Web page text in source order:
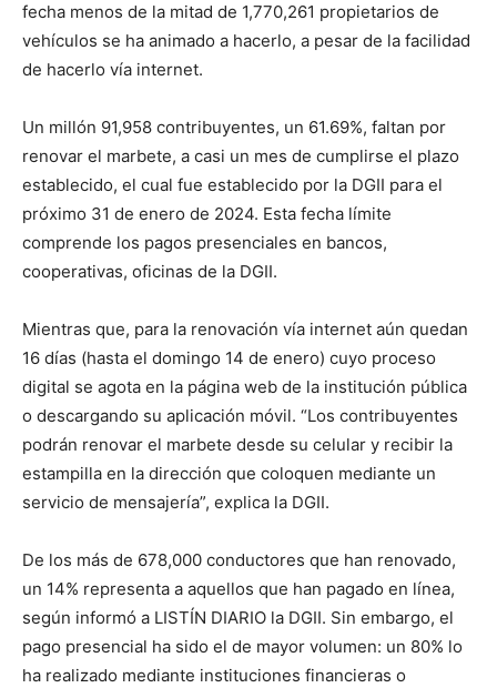
fecha menos de la mitad de 1,770,261 propietarios de
vehículos se ha animado a hacerlo, a pesar de la facilidad
de hacerlo vía internet.
Un millón 91,958 contribuyentes, un 61.69%, faltan por
renovar el marbete, a casi un mes de cumplirse el plazo
establecido, el cual fue establecido por la DGII para el
próximo 31 de enero de 2024. Esta fecha límite
comprende los pagos presenciales en bancos,
cooperativas, oficinas de la DGII.
Mientras que, para la renovación vía internet aún quedan
16 días (hasta el domingo 14 de enero) cuyo proceso
digital se agota en la página web de la institución pública
o descargando su aplicación móvil. “Los contribuyentes
podrán renovar el marbete desde su celular y recibir la
estampilla en la dirección que coloquen mediante un
servicio de mensajería”, explica la DGII.
De los más de 678,000 conductores que han renovado,
un 14% representa a aquellos que han pagado en línea,
según informó a LISTÍN DIARIO la DGII. Sin embargo, el
pago presencial ha sido el de mayor volumen: un 80% lo
ha realizado mediante instituciones financieras o